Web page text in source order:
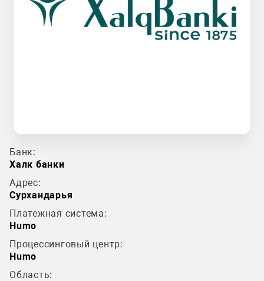
Банк:
Халк банки
Адрес:
Сурхандарья
Платежная система:
Humo
Процессинговый центр:
Humo
Область: